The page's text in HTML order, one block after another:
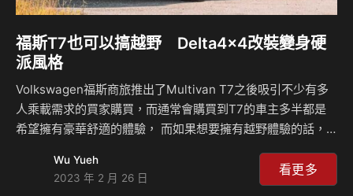
福斯T7也可以搞越野 Delta4x4改裝變身硬
派風格
Volkswagen福斯商旅推出了Multivan T7之後吸引不少有多
人乘載需求的買家購買，而通常會購買到T7的車主多半都是
希望擁有豪華舒適的體驗， 而如果想要擁有越野體驗的話，
望，他們將T7這輛車增高了4公分之多，換上了更多的防刮材
質套件，另外也擁有了全地形輪胎加持，將可以讓你在越野的
Wu Yueh
2023 年 2 月 26 日
看更多